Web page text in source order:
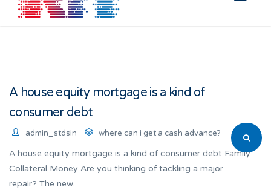
A house equity mortgage is a kind of
consumer debt
admin_stdsin where can i get a cash advance?
A house equity mortgage is a kind of consumer debt Family
Collateral Money Are you thinking of tackling a major
repair? The new.